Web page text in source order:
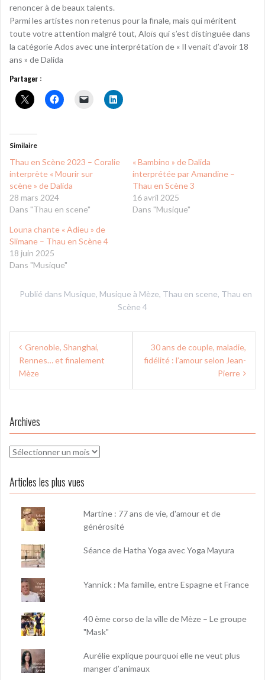
renoncer à de beaux talents.
Parmi les artistes non retenus pour la finale, mais qui méritent
toute votre attention malgré tout, Aloïs qui s’est distinguée dans
la catégorie Ados avec une interprétation de « Il venait d’avoir 18
ans » de Dalida
Partager :
Similaire
Thau en Scène 2023 – Coralie
interprète « Mourir sur
scène » de Dalida
28 mars 2024
Dans "Thau en scene"
« Bambino » de Dalida
interprétée par Amandine –
Thau en Scène 3
16 avril 2025
Dans "Musique"
Louna chante « Adieu » de
Slimane – Thau en Scène 4
18 juin 2025
Dans "Musique"
Publié dans Musique, Musique à Mèze, Thau en scene, Thau en
Scène 4
Navigation
de
l’article
Grenoble, Shanghai,
Rennes… et finalement
Mèze
30 ans de couple, maladie,
fidélité : l’amour selon Jean-
Pierre
Archives
Archives
Articles les plus vues
Martine : 77 ans de vie, d'amour et de
générosité
Séance de Hatha Yoga avec Yoga Mayura
Yannick : Ma famille, entre Espagne et France
40 ème corso de la ville de Mèze – Le groupe
"Mask"
Aurélie explique pourquoi elle ne veut plus
manger d’animaux